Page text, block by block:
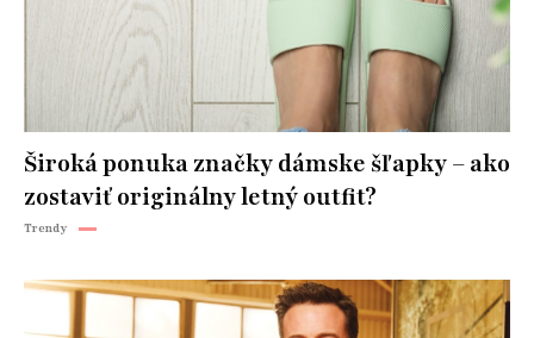
Široká ponuka značky dámske šľapky – ako
zostaviť originálny letný outfit?
Trendy